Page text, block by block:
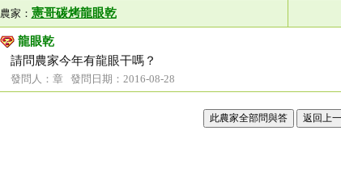
農家： 憲哥碳烤龍眼乾
龍眼乾
請問農家今年有龍眼干嗎？
發問人：章 發問日期：2016-08-28